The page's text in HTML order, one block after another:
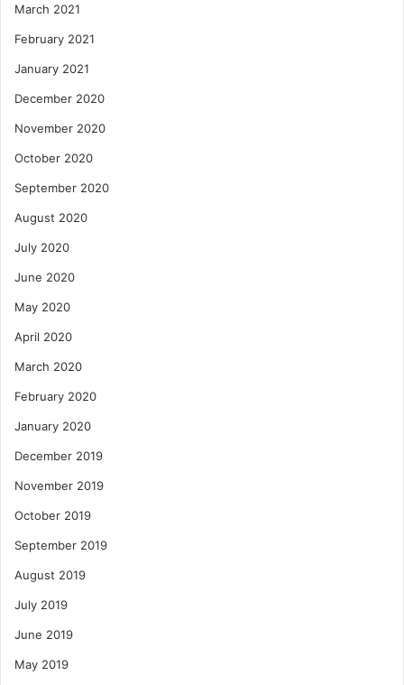
March 2021
February 2021
January 2021
December 2020
November 2020
October 2020
September 2020
August 2020
July 2020
June 2020
May 2020
April 2020
March 2020
February 2020
January 2020
December 2019
November 2019
October 2019
September 2019
August 2019
July 2019
June 2019
May 2019